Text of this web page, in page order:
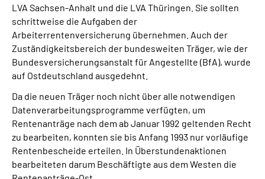
LVA Sachsen-Anhalt und die LVA Thüringen. Sie sollten
schrittweise die Aufgaben der
Arbeiterrentenversicherung übernehmen. Auch der
Zuständigkeitsbereich der bundesweiten Träger, wie der
Bundesversicherungsanstalt für Angestellte (BfA), wurde
auf Ostdeutschland ausgedehnt.
Da die neuen Träger noch nicht über alle notwendigen
Datenverarbeitungsprogramme verfügten, um
Rentenanträge nach dem ab Januar 1992 geltenden Recht
zu bearbeiten, konnten sie bis Anfang 1993 nur vorläufige
Rentenbescheide erteilen. In Überstundenaktionen
bearbeiteten darum Beschäftigte aus dem Westen die